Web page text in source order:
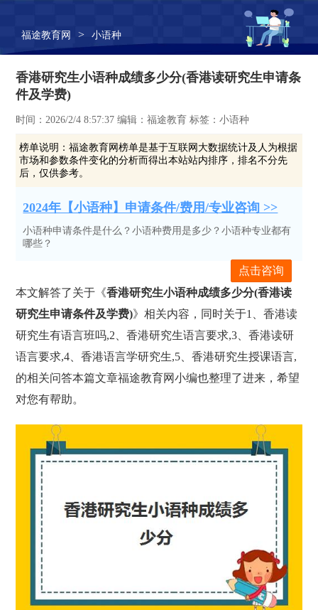
福途教育网 > 小语种
香港研究生小语种成绩多少分(香港读研究生申请条
件及学费)
时间：2026/2/4 8:57:37 编辑：福途教育 标签：小语种
榜单说明：福途教育网榜单是基于互联网大数据统计及人为根据
市场和参数条件变化的分析而得出本站站内排序，排名不分先
后，仅供参考。
2024年【小语种】申请条件/费用/专业咨询 >>
小语种申请条件是什么？小语种费用是多少？小语种专业都有
哪些？
点击咨询
本文解答了关于《香港研究生小语种成绩多少分(香港读
研究生申请条件及学费)》相关内容，同时关于1、香港读
研究生有语言班吗,2、香港研究生语言要求,3、香港读研
语言要求,4、香港语言学研究生,5、香港研究生授课语言,
的相关问答本篇文章福途教育网小编也整理了进来，希望
对您有帮助。